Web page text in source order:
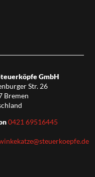
GmbH
Str. 26
Bremen
0421 69516445